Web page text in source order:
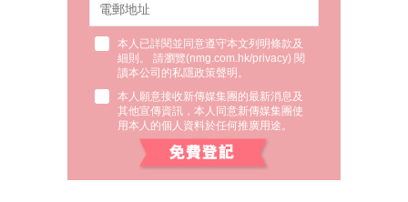
本人已詳閱並同意遵守本文列明條款及
細則。 請瀏覽(nmg.com.hk/privacy) 閱
讀本公司的私隱政策聲明。
本人願意接收新傳媒集團的最新消息及
其他宣傳資訊，本人同意新傳媒集團使
用本人的個人資料於任何推廣用途。